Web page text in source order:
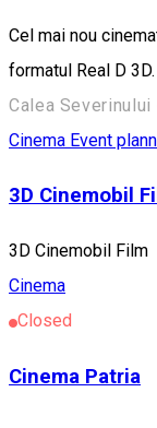
Cel mai nou
formatul Real D
Calea Severinului
Cinema Event
3D Cinemobil
3D Cinemobil Film
Cinema
Closed
Cinema Patria